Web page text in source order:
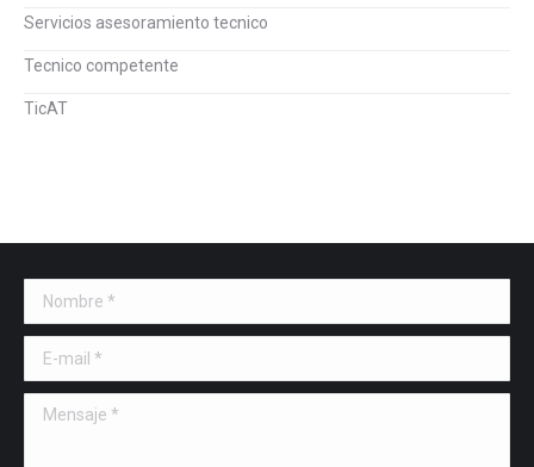
Servicios asesoramiento tecnico
Tecnico competente
TicAT
Nombre *
E-mail *
Mensaje *